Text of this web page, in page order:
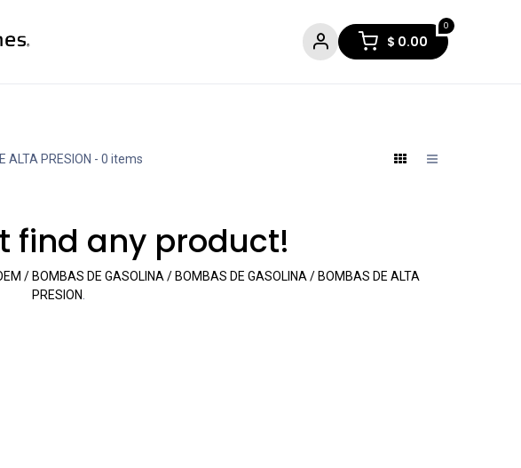
0
$ 0.00
ALTA PRESION - 0 items
find any product!
/ BOMBAS DE GASOLINA / BOMBAS DE GASOLINA / BOMBAS DE ALTA
PRESION